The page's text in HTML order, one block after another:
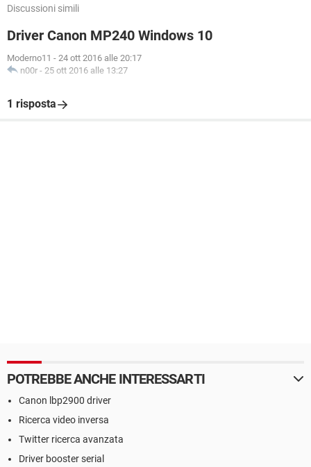
Discussioni simili
Driver Canon MP240 Windows 10
Moderno11 - 24 ott 2016 alle 20:17
n00r - 25 ott 2016 alle 13:27
1 risposta
POTREBBE ANCHE INTERESSARTI
Canon lbp2900 driver
Ricerca video inversa
Twitter ricerca avanzata
Driver booster serial